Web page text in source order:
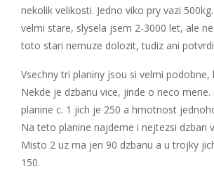
nekolik velikosti. Jedno viko pry vazi
velmi stare, slysela jsem 2-3000 let, ale
toto stari nemuze dolozit, tudiz ani
Vsechny tri planiny jsou si velmi podobne,
Nekde je dzbanu vice, jinde o neco mene.
planine c. 1 jich je 250 a hmotnost
Na teto planine najdeme i nejtezsi dzban
Misto 2 uz ma jen 90 dzbanu a u trojky
150.